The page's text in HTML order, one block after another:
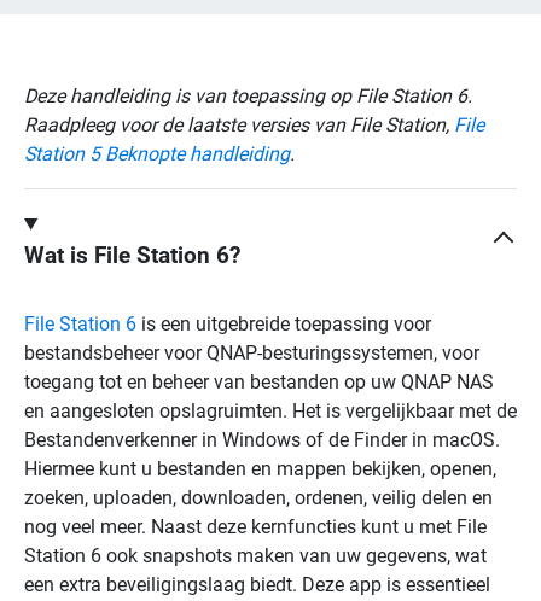
Deze handleiding is van toepassing op File Station 6.
Raadpleeg voor de laatste versies van File Station, File
Station 5 Beknopte handleiding.
Wat is File Station 6?
File Station 6 is een uitgebreide toepassing voor
bestandsbeheer voor QNAP-besturingssystemen, voor
toegang tot en beheer van bestanden op uw QNAP NAS
en aangesloten opslagruimten. Het is vergelijkbaar met de
Bestandenverkenner in Windows of de Finder in macOS.
Hiermee kunt u bestanden en mappen bekijken, openen,
zoeken, uploaden, downloaden, ordenen, veilig delen en
nog veel meer. Naast deze kernfuncties kunt u met File
Station 6 ook snapshots maken van uw gegevens, wat
een extra beveiligingslaag biedt. Deze app is essentieel